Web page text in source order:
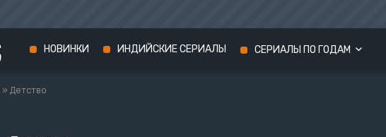
» Детство
НОВИНКИ ИНДИЙСКИЕ СЕРИАЛЫ СЕРИАЛЫ ПО ГОДАМ